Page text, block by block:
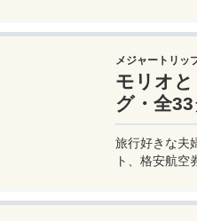
法を知って、
メジャートリッ
モリオ
グ・全
旅行好きな夫
ト、格安航空